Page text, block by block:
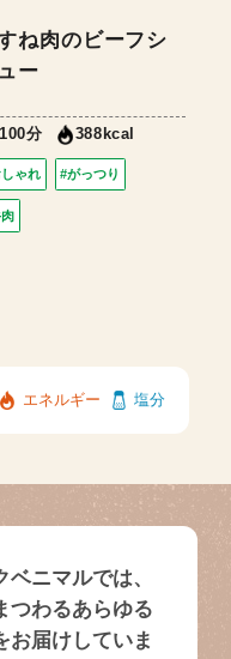
ね肉のビーフシ
ー
100分 388kcal
ゃれ #がっつり
エネルギー 塩分
ベニマルでは、
つわるあらゆる
お届けしていま